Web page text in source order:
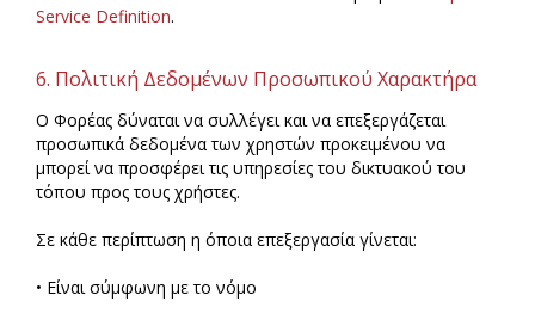
Service Definition.
6. Πολιτική Δεδομένων Προσωπικού Χαρακτήρα
Ο Φορέας δύναται να συλλέγει και να επεξεργάζεται
προσωπικά δεδομένα των χρηστών προκειμένου να
μπορεί να προσφέρει τις υπηρεσίες του δικτυακού του
τόπου προς τους χρήστες.
Σε κάθε περίπτωση η όποια επεξεργασία γίνεται:
• Είναι σύμφωνη με το νόμο